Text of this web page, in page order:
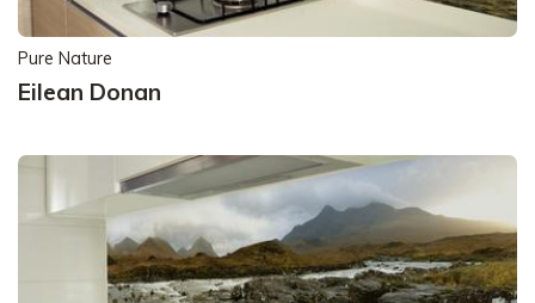
Pure Nature
Eilean Donan